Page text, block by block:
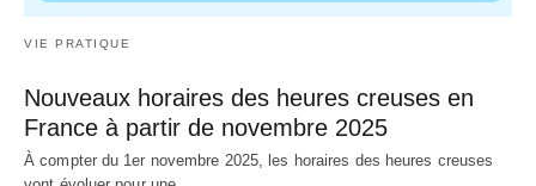
VIE PRATIQUE
Nouveaux horaires des heures creuses en
France à partir de novembre 2025
À compter du 1er novembre 2025, les horaires des heures creuses